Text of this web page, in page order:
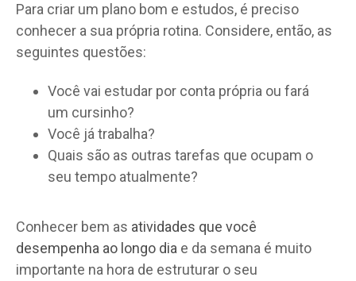
Para criar um plano bom e estudos, é preciso
conhecer a sua própria rotina. Considere, então, as
seguintes questões:
Você vai estudar por conta própria ou fará
um cursinho?
Você já trabalha?
Quais são as outras tarefas que ocupam o
seu tempo atualmente?
Conhecer bem as atividades que você
desempenha ao longo dia e da semana é muito
importante na hora de estruturar o seu